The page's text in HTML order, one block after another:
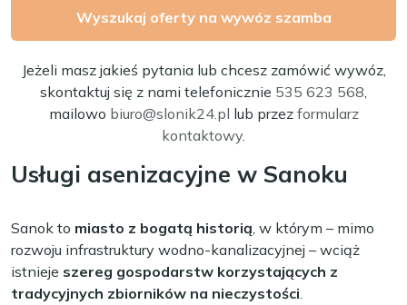
Wyszukaj oferty na wywóz szamba
Jeżeli masz jakieś pytania lub chcesz zamówić wywóz,
skontaktuj się z nami telefonicznie 535 623 568,
mailowo biuro@slonik24.pl lub przez formularz
kontaktowy.
Usługi asenizacyjne w Sanoku
Sanok to miasto z bogatą historią, w którym – mimo
rozwoju infrastruktury wodno-kanalizacyjnej – wciąż
istnieje szereg gospodarstw korzystających z
tradycyjnych zbiorników na nieczystości.